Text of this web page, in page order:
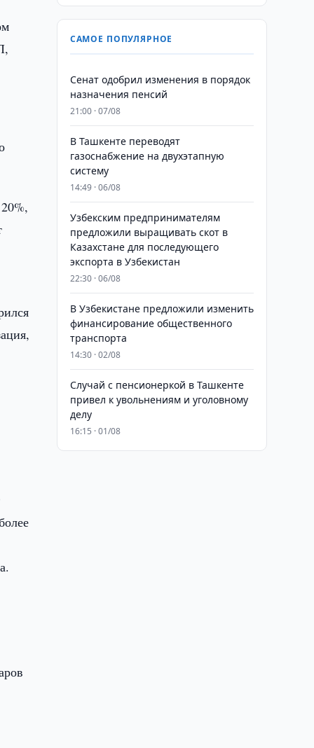
САМОЕ ПОПУЛЯРНОЕ
Сенат одобрил изменения в порядок
назначения пенсий
21:00 · 07/08
В Ташкенте переводят
газоснабжение на двухэтапную
систему
14:49 · 06/08
Узбекским предпринимателям
предложили выращивать скот в
Казахстане для последующего
экспорта в Узбекистан
22:30 · 06/08
В Узбекистане предложили изменить
финансирование общественного
транспорта
14:30 · 02/08
Случай с пенсионеркой в Ташкенте
привел к увольнениям и уголовному
делу
16:15 · 01/08